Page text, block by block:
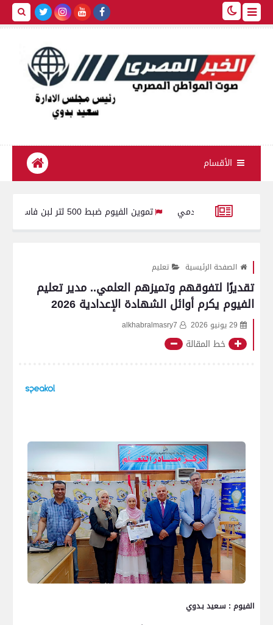
الأقسام
تموين الفيوم ضبط 500 لتر لبن فاسد وغير صالح للاستهلاك الآدمى قبل طرحه بالأسواق
الصفحة الرئيسية تعليم
تقديرًا لتفوقهم وتميزهم العلمي.. مدير تعليم
الفيوم يكرم أوائل الشهادة الإعدادية 2026
29 يونيو 2026 alkhabralmasry7
خط المقالة
الفيوم : سـعيد بـدوي